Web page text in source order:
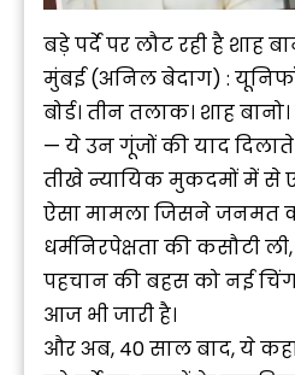
बड़े पर्दे पर लौट रही है शाह
मुंबई (अनिल बेदाग) :
बोर्ड। तीन तलाक। शाह
— ये उन गूंजों की याद
तीखे न्यायिक मुकदमों में से
ऐसा मामला जिसने जनमत
धर्मनिरपेक्षता की कसौटी
पहचान की बहस को नई
आज भी जारी है।
और अब, 40 साल बाद, ये